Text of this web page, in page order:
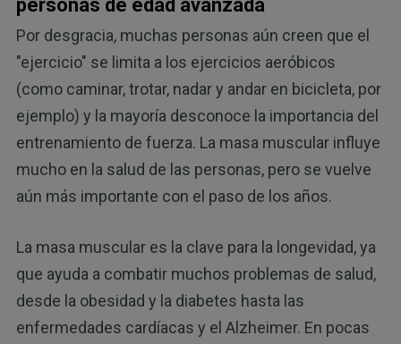
personas de edad avanzada
Por desgracia, muchas personas aún creen que el
"ejercicio" se limita a los ejercicios aeróbicos
(como caminar, trotar, nadar y andar en bicicleta, por
ejemplo) y la mayoría desconoce la importancia del
entrenamiento de fuerza. La masa muscular influye
mucho en la salud de las personas, pero se vuelve
aún más importante con el paso de los años.
La masa muscular es la clave para la longevidad, ya
que ayuda a combatir muchos problemas de salud,
desde la obesidad y la diabetes hasta las
enfermedades cardíacas y el Alzheimer. En pocas